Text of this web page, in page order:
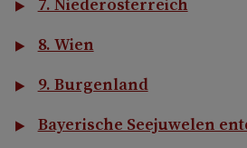
8. Wien
9. Burgenland
Bayerische Seejuwelen